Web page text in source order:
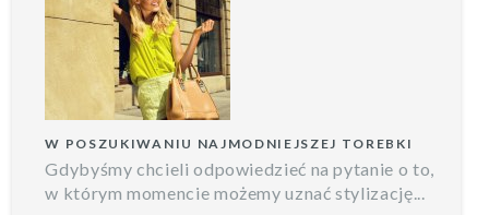
W POSZUKIWANIU NAJMODNIEJSZEJ TOREBKI
Gdybyśmy chcieli odpowiedzieć na pytanie o to,
w którym momencie możemy uznać stylizację...